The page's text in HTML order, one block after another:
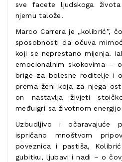
sve facete ljudskoga
njemu talože.
Marco Carrera je „kolibrić”,
sposobnosti da očuva
koji se neprestano mijenja.
emocionalnim skokovima –
brige za bolesne roditelje i
prema ženi koja za njega
on nastavlja živjeti
međuigri sa životnom
Uzbudljivo i očaravajuće
ispričano mnoštvom
poveznica i pastiša,
gubitku, ljubavi i nadi – o